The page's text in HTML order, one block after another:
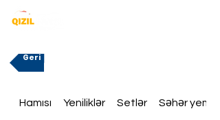
Geri
Hamısı Yeniliklər Setlər Səhər